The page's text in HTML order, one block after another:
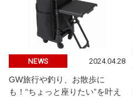
NEWS 2024.04.28
GW旅行や釣り、お散歩に
も！“ちょっと座りたい”を叶え